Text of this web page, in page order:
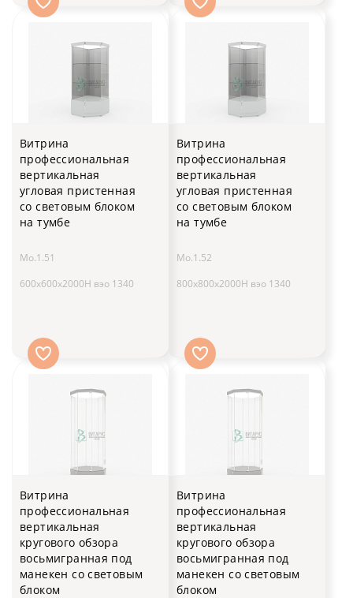
Витрина
профессиональная
вертикальная
угловая пристенная
со световым блоком
на тумбе
Мо.1.51
600x600x2000H вэо 1340
Витрина
профессиональная
вертикальная
угловая пристенная
со световым блоком
на тумбе
Мо.1.52
800x800x2000H вэо 1340
Витрина
профессиональная
вертикальная
кругового обзора
восьмигранная под
манекен со световым
блоком
Витрина
профессиональная
вертикальная
кругового обзора
восьмигранная под
манекен со световым
блоком